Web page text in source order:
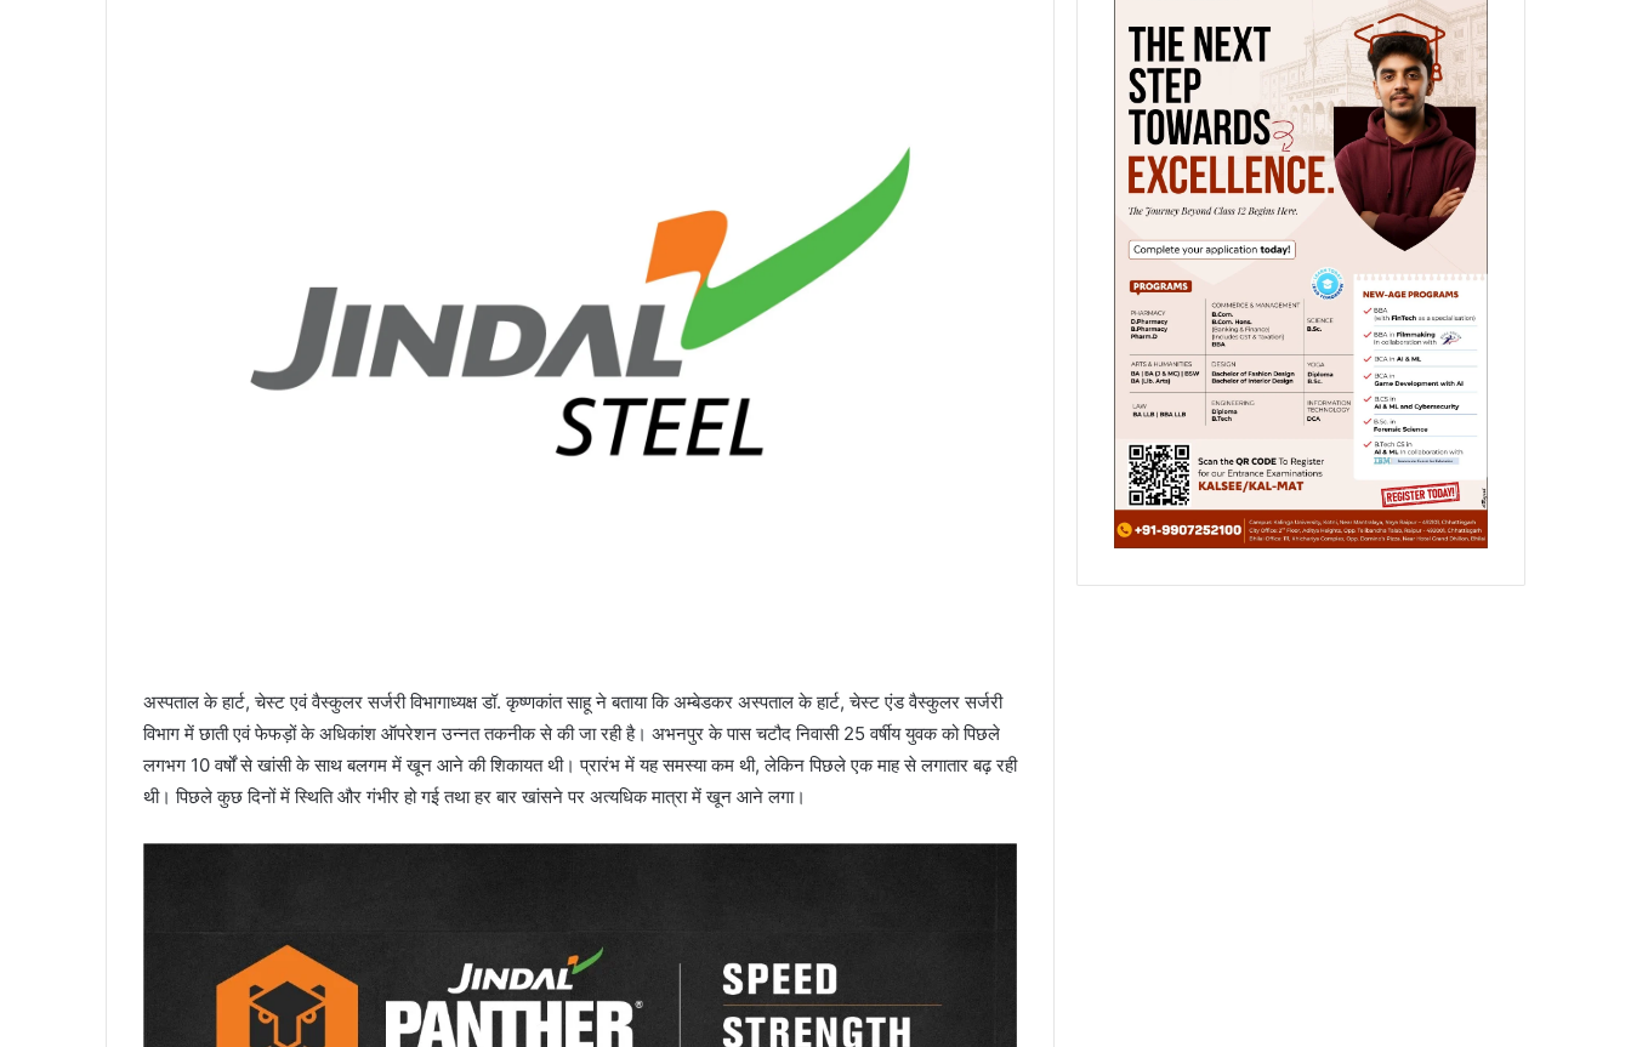
अस्पताल के हार्ट, चेस्ट एवं वैस्कुलर सर्जरी विभागाध्यक्ष डॉ. कृष्णकांत साहू ने बताया कि अम्बेडकर अस्पताल के हार्ट, चेस्ट एंड वैस्कुलर सर्जरी
विभाग में छाती एवं फेफड़ों के अधिकांश ऑपरेशन उन्नत तकनीक से की जा रही है। अभनपुर के पास चटौद निवासी 25 वर्षीय युवक को पिछले
लगभग 10 वर्षों से खांसी के साथ बलगम में खून आने की शिकायत थी। प्रारंभ में यह समस्या कम थी, लेकिन पिछले एक माह से लगातार बढ़ रही
थी। पिछले कुछ दिनों में स्थिति और गंभीर हो गई तथा हर बार खांसने पर अत्यधिक मात्रा में खून आने लगा।